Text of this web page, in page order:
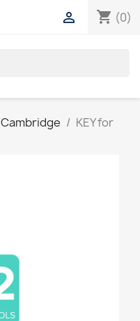
shopping_cart (0)

Cambridge
KEY for